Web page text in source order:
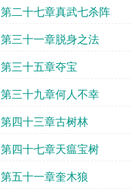
第二十七章真武七杀阵
第三十一章脱身之法
第三十五章夺宝
第三十九章何人不幸
第四十三章古树林
第四十七章天瘟宝树
第五十一章奎木狼